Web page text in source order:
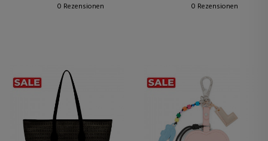
0 Rezensionen
0 Rezensionen